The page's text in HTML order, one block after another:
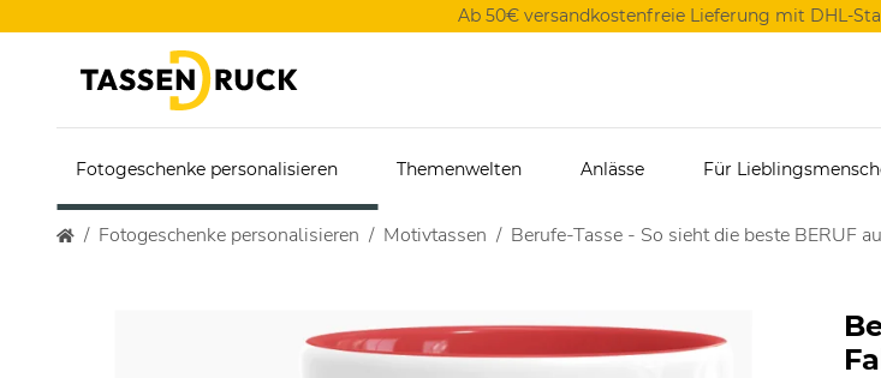
Ab 50€ versandkostenfreie Lieferung mit DHL-
Fotogeschenke personalisieren Themenwelten Anlässe Für
Fotogeschenke personalisieren Motivtassen Berufe-Tasse - So sieht die beste BERUF